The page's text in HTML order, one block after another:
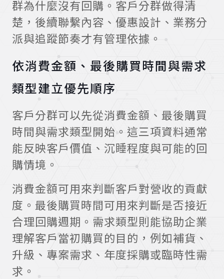
群為什麼沒有回購。客戶分群做得清
楚，後續聯繫內容、優惠設計、業務分
派與追蹤節奏才有管理依據。
依消費金額、最後購買時間與需求
類型建立優先順序
客戶分群可以先從消費金額、最後購買
時間與需求類型開始。這三項資料通常
能反映客戶價值、沉睡程度與可能的回
購情境。
消費金額可用來判斷客戶對營收的貢獻
度。最後購買時間可用來判斷是否接近
合理回購週期。需求類型則能協助企業
理解客戶當初購買的目的，例如補貨、
升級、專案需求、年度採購或臨時性需
求。